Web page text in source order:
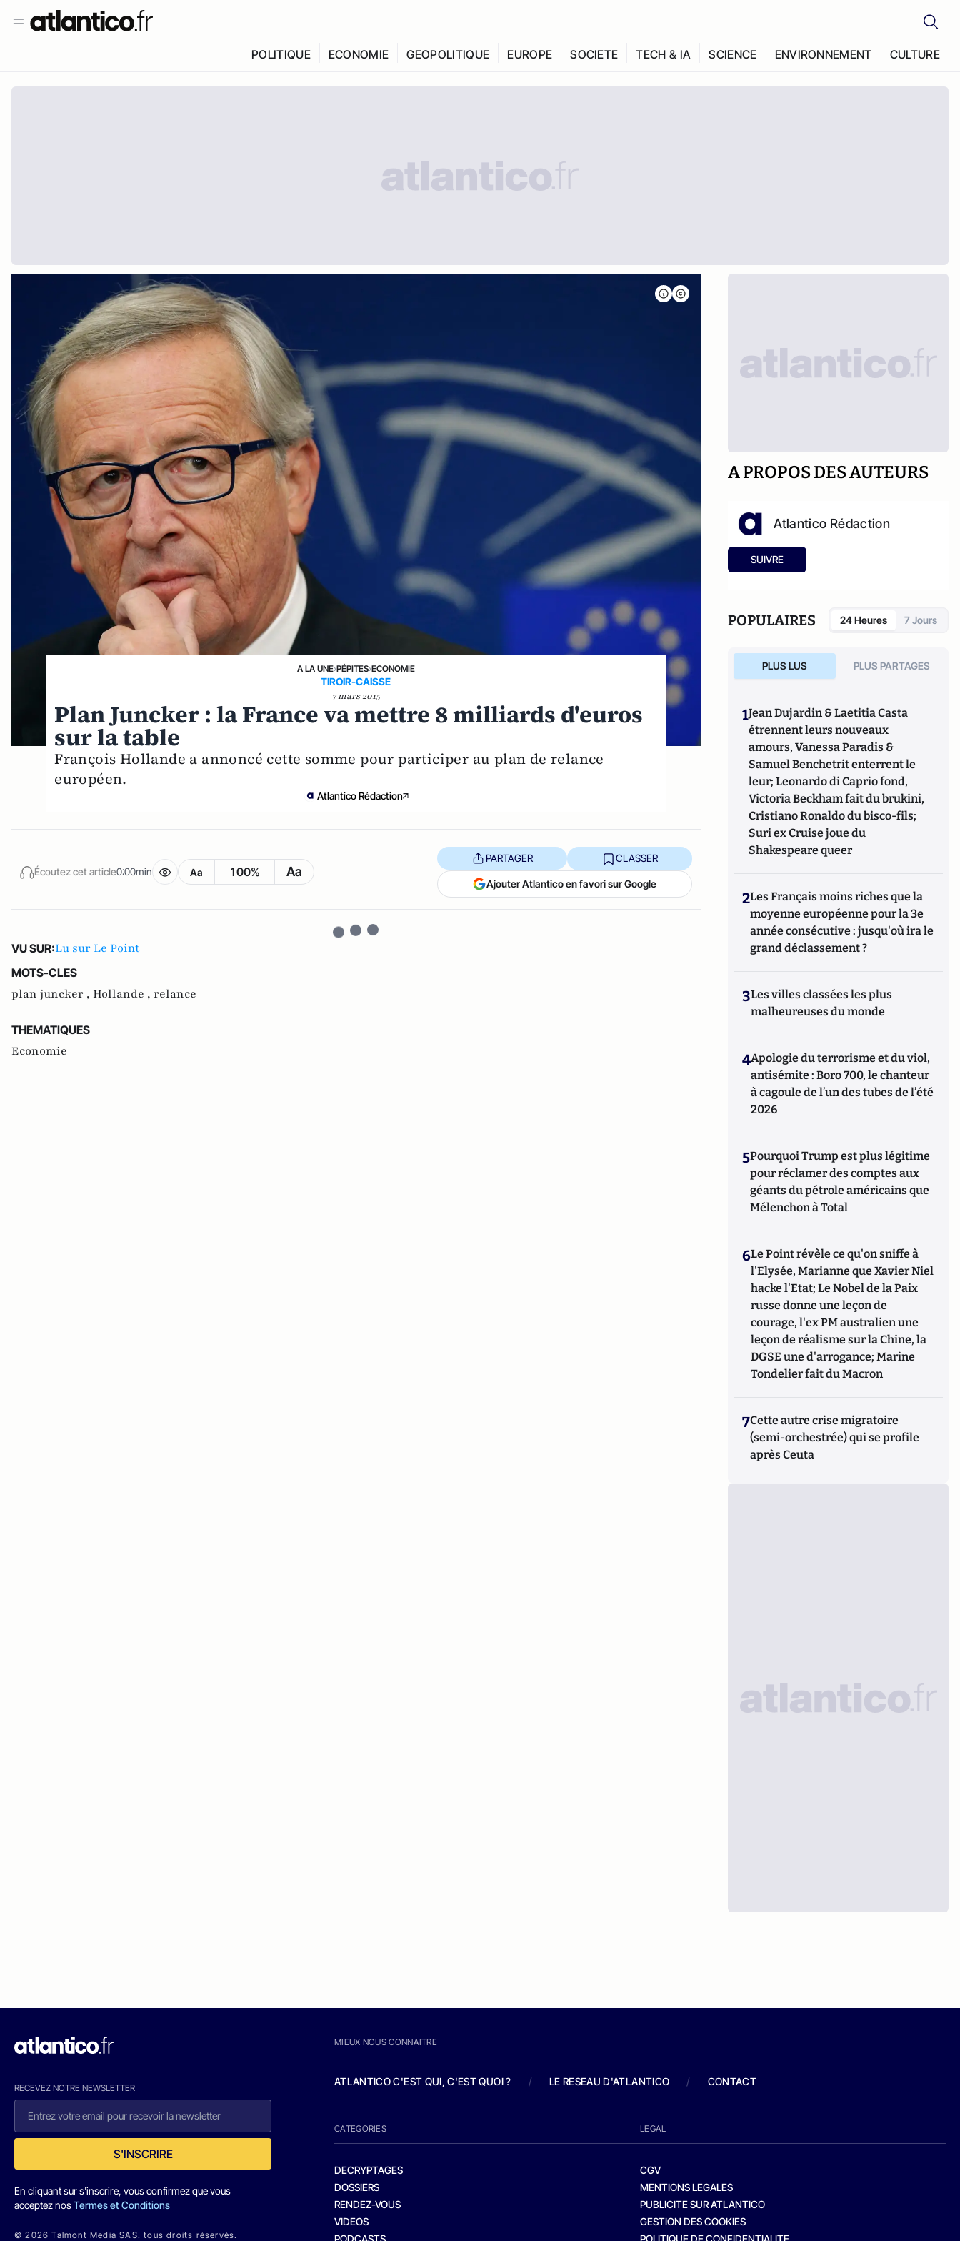
POLITIQUE ECONOMIE GEOPOLITIQUE EUROPE SOCIETE TECH & IA SCIENCE ENVIRONNEMENT CULTURE
A LA UNE›PÉPITES›ECONOMIE
TIROIR-CAISSE
7 mars 2015
Plan Juncker : la France va mettre 8 milliards d'euros
sur la table
François Hollande a annoncé cette somme pour participer au plan de relance
européen.
Atlantico Rédaction
Écoutez cet article0:00min Aa 100% Aa
PARTAGER CLASSER
Ajouter Atlantico en favori sur Google
VU SUR:Lu sur Le Point
MOTS-CLES
plan juncker , Hollande , relance
THEMATIQUES
Economie
A PROPOS DES AUTEURS
Atlantico Rédaction
SUIVRE
POPULAIRES 24 Heures 7 Jours
PLUS LUS PLUS PARTAGES
1Jean Dujardin & Laetitia Casta
étrennent leurs nouveaux
amours, Vanessa Paradis &
Samuel Benchetrit enterrent le
leur; Leonardo di Caprio fond,
Victoria Beckham fait du brukini,
Cristiano Ronaldo du bisco-fils;
Suri ex Cruise joue du
Shakespeare queer
2Les Français moins riches que la
moyenne européenne pour la 3e
année consécutive : jusqu'où ira le
grand déclassement ?
3Les villes classées les plus
malheureuses du monde
4Apologie du terrorisme et du viol,
antisémite : Boro 700, le chanteur
à cagoule de l’un des tubes de l’été
2026
5Pourquoi Trump est plus légitime
pour réclamer des comptes aux
géants du pétrole américains que
Mélenchon à Total
6Le Point révèle ce qu'on sniffe à
l'Elysée, Marianne que Xavier Niel
hacke l'Etat; Le Nobel de la Paix
russe donne une leçon de
courage, l'ex PM australien une
leçon de réalisme sur la Chine, la
DGSE une d'arrogance; Marine
Tondelier fait du Macron
7Cette autre crise migratoire
(semi-orchestrée) qui se profile
après Ceuta
RECEVEZ NOTRE NEWSLETTER
S'INSCRIRE
En cliquant sur s'inscrire, vous confirmez que vous
acceptez nosTermes et Conditions
© 2026 Talmont Media SAS. tous droits réservés.
MIEUX NOUS CONNAITRE
ATLANTICO C'EST QUI, C'EST QUOI ? / LE RESEAU D'ATLANTICO / CONTACT
CATEGORIES
DECRYPTAGES
DOSSIERS
RENDEZ-VOUS
VIDEOS
PODCASTS
LEGAL
CGV
MENTIONS LEGALES
PUBLICITE SUR ATLANTICO
GESTION DES COOKIES
POLITIQUE DE CONFIDENTIALITE